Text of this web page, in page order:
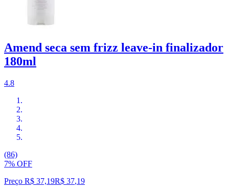
Amend seca sem frizz leave-in finalizador
180ml
4.8
(86)
7% OFF
Preço R$ 37,19R$ 37,19